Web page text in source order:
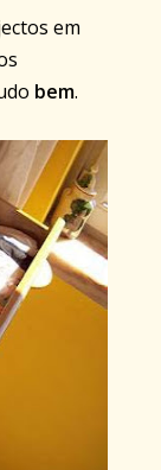
em
bem.